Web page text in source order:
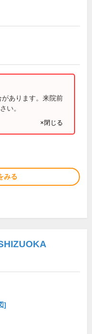
あります。来院前
い。
×閉じる
みる
]